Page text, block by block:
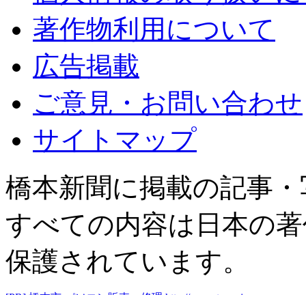
著作物利用について
広告掲載
ご意見・お問い合わせ
サイトマップ
橋本新聞に掲載の記事
すべての内容は日本の
保護されています。